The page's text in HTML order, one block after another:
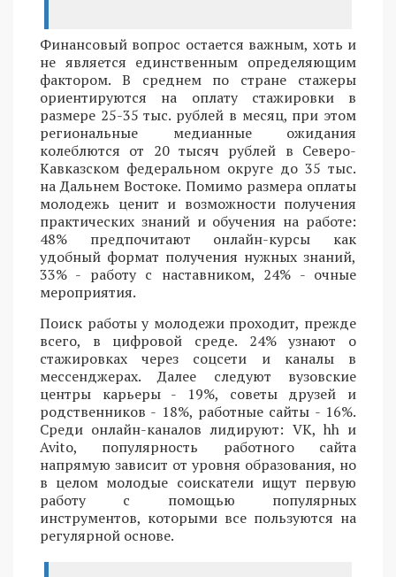
Финансовый вопрос остается важным, хоть и
не является единственным определяющим
фактором. В среднем по стране стажеры
ориентируются на оплату стажировки в
размере 25-35 тыс. рублей в месяц, при этом
региональные медианные ожидания
колеблются от 20 тысяч рублей в Северо-
Кавказском федеральном округе до 35 тыс.
на Дальнем Востоке. Помимо размера оплаты
молодежь ценит и возможности получения
практических знаний и обучения на работе:
48% предпочитают онлайн-курсы как
удобный формат получения нужных знаний,
33% - работу с наставником, 24% - очные
мероприятия.
Поиск работы у молодежи проходит, прежде
всего, в цифровой среде. 24% узнают о
стажировках через соцсети и каналы в
мессенджерах. Далее следуют вузовские
центры карьеры - 19%, советы друзей и
родственников - 18%, работные сайты - 16%.
Среди онлайн-каналов лидируют: VK, hh и
Avito, популярность работного сайта
напрямую зависит от уровня образования, но
в целом молодые соискатели ищут первую
работу с помощью популярных
инструментов, которыми все пользуются на
регулярной основе.